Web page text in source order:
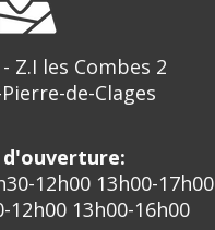
Z.I les Combes 2
de-Clages
12h00 13h00-17h00
12h00 13h00-16h00